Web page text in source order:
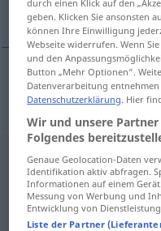
vextir
vextirmpl Zinsen
geben. Klicken Sie ansonsten
können Ihre Einwilligung
Webseite widerrufen. Wenn
und den
Button „Mehr Optionen“.
Datenverarbeitung
Datenschutzerklärung. Hier
Wir und unsere
Folgendes
Genaue Geolocation-Daten
Identifikation aktiv abfragen.
Informationen auf einem
Messung von Werbung und
Entwicklung von
Liste der Partner